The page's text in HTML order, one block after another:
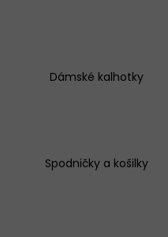
Dámské kalhotky
Spodničky a košilky